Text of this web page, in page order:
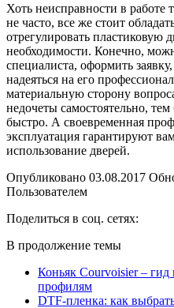
Хоть неисправности в работе
не часто, все же стоит
отрегулировать пластиковую
необходимости. Конечно,
специалиста, оформить
надеяться на его
материальную сторону
недочеты самостоятельно,
быстро. А своевременная
эксплуатация гарантируют
использование дверей.
Опубликовано 03.08.2017
Пользователем
Поделиться в соц. сетях:
В продолжение темы
Коньяк Courvoisier –
профилям
DTF-пленка: как